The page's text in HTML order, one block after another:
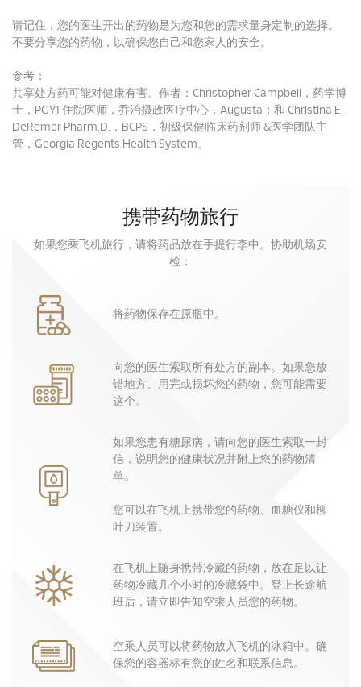
请记住，您的医生开出的药物是为您和您的需求量身定制的选择。
不要分享您的药物，以确保您自己和您家人的安全。
参考：
共享处方药可能对健康有害。作者：Christopher Campbell，药学博
士，PGY1 住院医师，乔治摄政医疗中心，Augusta；和 Christina E.
DeRemer Pharm.D.，BCPS，初级保健临床药剂师 &医学团队主
管，Georgia Regents Health System。
携带药物旅行
如果您乘飞机旅行，请将药品放在手提行李中。协助机场安
检：
将药物保存在原瓶中。
向您的医生索取所有处方的副本。如果您放
错地方、用完或损坏您的药物，您可能需要
这个。
如果您患有糖尿病，请向您的医生索取一封
信，说明您的健康状况并附上您的药物清
单。
您可以在飞机上携带您的药物、血糖仪和柳
叶刀装置。
在飞机上随身携带冷藏的药物，放在足以让
药物冷藏几个小时的冷藏袋中。登上长途航
班后，请立即告知空乘人员您的药物。
空乘人员可以将药物放入飞机的冰箱中。确
保您的容器标有您的姓名和联系信息。